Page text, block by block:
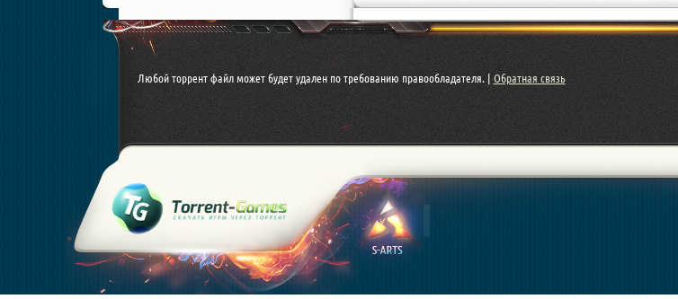
Любой торрент файл может будет удален по требованию правообладателя. |Обратная связь